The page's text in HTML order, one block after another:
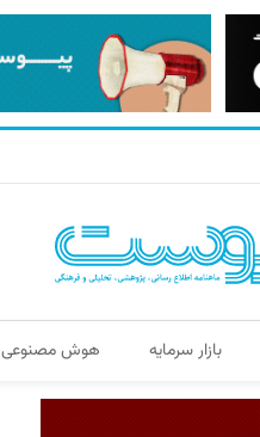
بازار سرمایه هوش مصنوعی